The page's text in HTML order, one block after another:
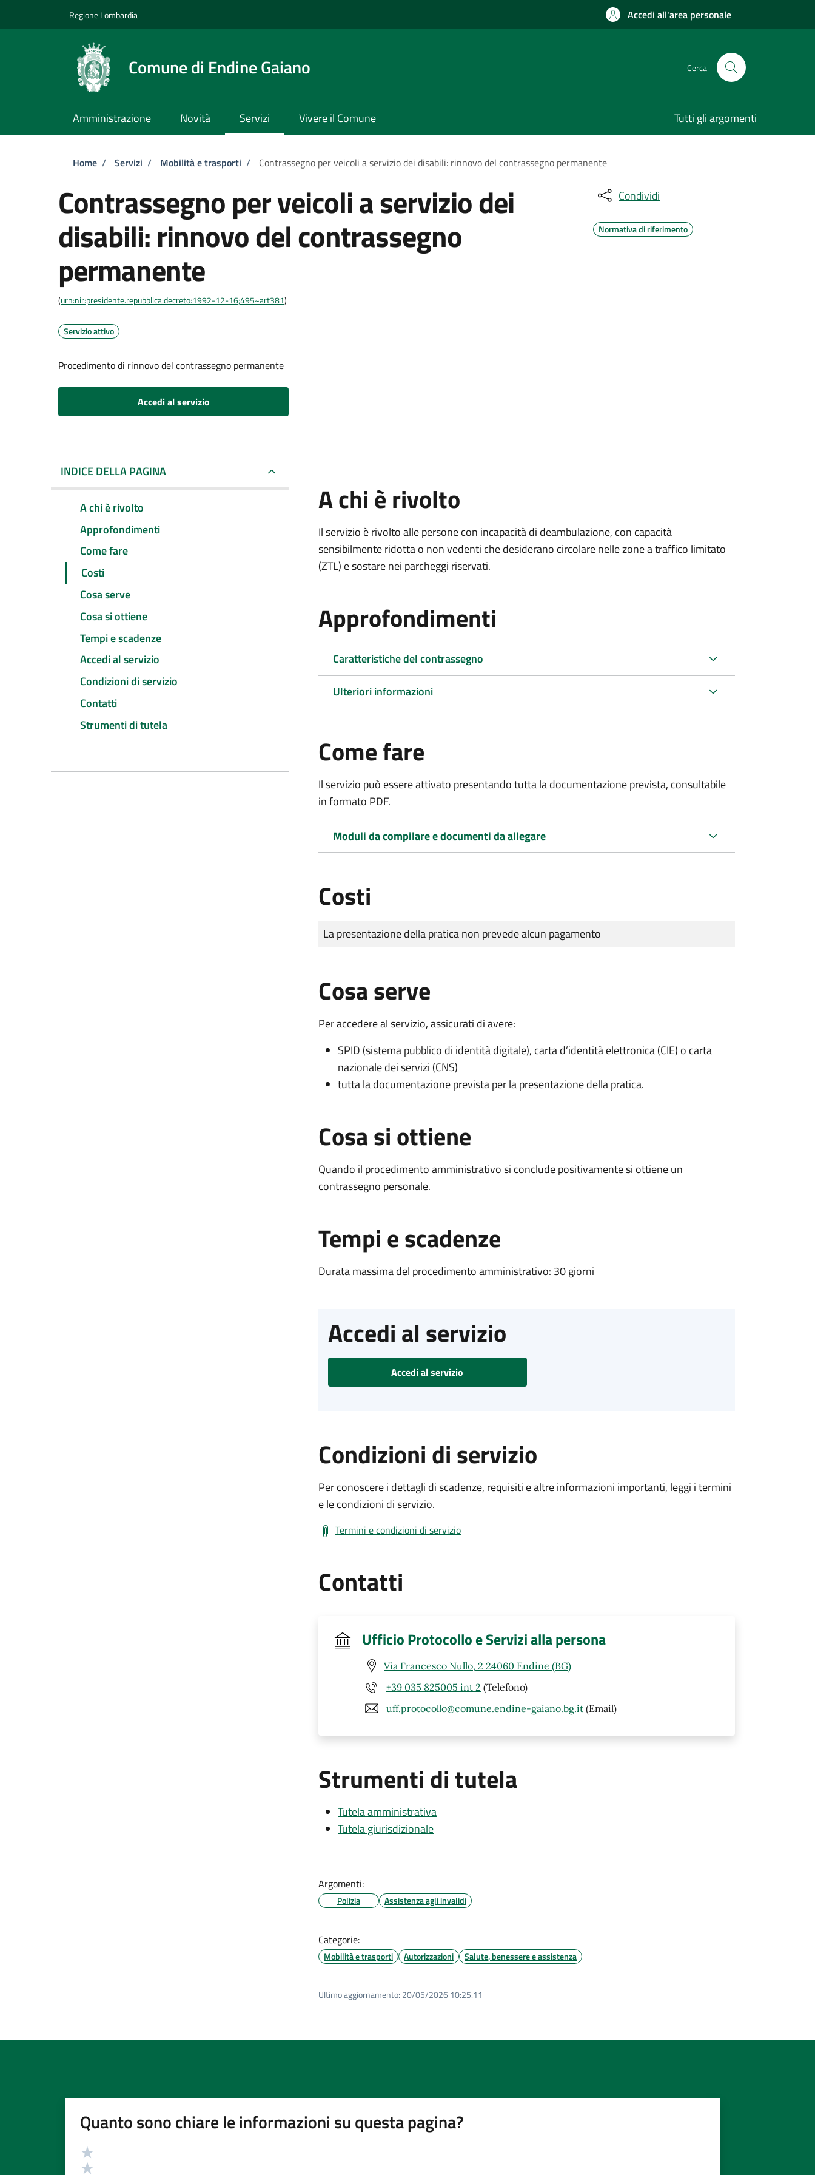
Regione Lombardia Accedi all'area personale
Comune di Endine Gaiano Cerca
Amministrazione Novità Servizi Vivere il Comune Tutti gli argomenti
Briciole di pane
Home / Servizi / Mobilità e trasporti / Contrassegno per veicoli a servizio dei disabili: rinnovo del contrassegno permanente
Contrassegno per veicoli a servizio dei
disabili: rinnovo del contrassegno
permanente
(urn:nir:presidente.repubblica:decreto:1992-12-16;495~art381)
Servizio attivo
Procedimento di rinnovo del contrassegno permanente
Accedi al servizio
Condividi
Normativa di riferimento
INDICE DELLA PAGINA
A chi è rivolto
Approfondimenti
Come fare
Costi
Cosa serve
Cosa si ottiene
Tempi e scadenze
Accedi al servizio
Condizioni di servizio
Contatti
Strumenti di tutela
A chi è rivolto
Il servizio è rivolto alle persone con incapacità di deambulazione, con capacità
sensibilmente ridotta o non vedenti che desiderano circolare nelle zone a traffico limitato
(ZTL) e sostare nei parcheggi riservati.
Approfondimenti
Caratteristiche del contrassegno
Ulteriori informazioni
Come fare
Il servizio può essere attivato presentando tutta la documentazione prevista, consultabile
in formato PDF.
Moduli da compilare e documenti da allegare
Costi
Tipo di pagamento
Importo
La presentazione della pratica non prevede alcun pagamento
Cosa serve
Per accedere al servizio, assicurati di avere:
SPID (sistema pubblico di identità digitale), carta d’identità elettronica (CIE) o carta
nazionale dei servizi (CNS)
tutta la documentazione prevista per la presentazione della pratica.
Cosa si ottiene
Quando il procedimento amministrativo si conclude positivamente si ottiene un
contrassegno personale.
Tempi e scadenze
Durata massima del procedimento amministrativo: 30 giorni
Accedi al servizio
Accedi al servizio
Condizioni di servizio
Per conoscere i dettagli di scadenze, requisiti e altre informazioni importanti, leggi i termini
e le condizioni di servizio.
Termini e condizioni di servizio
Contatti
Ufficio Protocollo e Servizi alla persona
Via Francesco Nullo, 2 24060 Endine (BG)
+39 035 825005 int 2 (Telefono)
uff.protocollo@comune.endine-gaiano.bg.it (Email)
Strumenti di tutela
Tutela amministrativa
Tutela giurisdizionale
Argomenti:
Polizia Assistenza agli invalidi
Categorie:
Mobilità e trasporti Autorizzazioni Salute, benessere e assistenza
Ultimo aggiornamento: 20/05/2026 10:25.11
Quanto sono chiare le informazioni su questa pagina?
Valutazione